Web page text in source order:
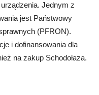
Jednym z
jest Państwowy
(PFRON).
i dofinansowania dla
na zakup Schodołaza.